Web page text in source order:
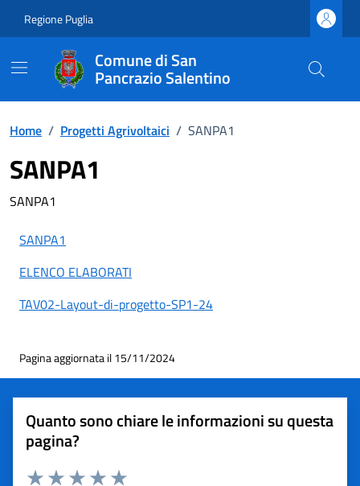
Regione Puglia
Comune di San
Pancrazio Salentino
Home / Progetti Agrivoltaici / SANPA1
SANPA1
SANPA1
SANPA1
ELENCO ELABORATI
TAV02-Layout-di-progetto-SP1-24
Pagina aggiornata il 15/11/2024
Quanto sono chiare le informazioni su questa
pagina?